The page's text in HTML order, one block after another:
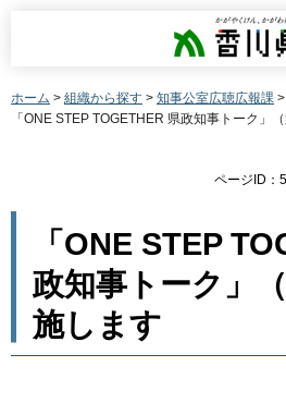
香川県
ホーム > 組織から探す > 知事公室広聴広報課 >
「ONE STEP TOGETHER 県政知事トーク」
ページID：
「ONE STEP
政知事トーク」
施します